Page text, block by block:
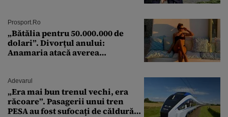
Prosport.ro
„Bătălia pentru 50.000.000 de
dolari”. Divorțul anului:
Anamaria atacă averea
Adevarul
„Era mai bun trenul vechi, era
răcoare”. Pasagerii unui tren
PESA au fost sufocați de căldură